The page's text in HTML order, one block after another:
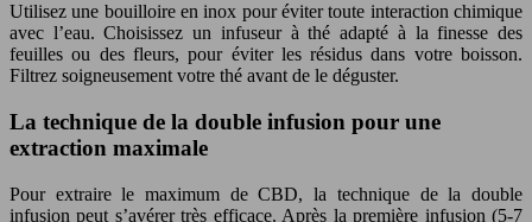
Utilisez une bouilloire en inox pour éviter toute interaction chimique
avec l’eau. Choisissez un infuseur à thé adapté à la finesse des
feuilles ou des fleurs, pour éviter les résidus dans votre boisson.
Filtrez soigneusement votre thé avant de le déguster.
La technique de la double infusion pour une
extraction maximale
Pour extraire le maximum de CBD, la technique de la double
infusion peut s’avérer très efficace. Après la première infusion (5-7